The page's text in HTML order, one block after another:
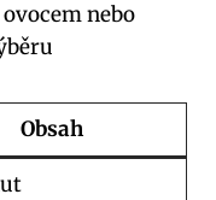
nebo
Obsah